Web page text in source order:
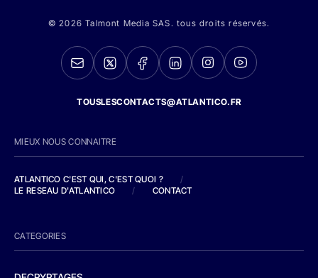
© 2026 Talmont Media SAS. tous droits réservés.
TOUSLESCONTACTS@ATLANTICO.FR
MIEUX NOUS CONNAITRE
ATLANTICO C'EST QUI, C'EST QUOI ?
/
LE RESEAU D'ATLANTICO
/ CONTACT
CATEGORIES